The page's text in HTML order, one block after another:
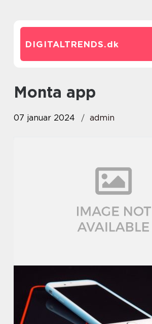
DIGITALTRENDS.dk
monta app
07 januar 2024 admin